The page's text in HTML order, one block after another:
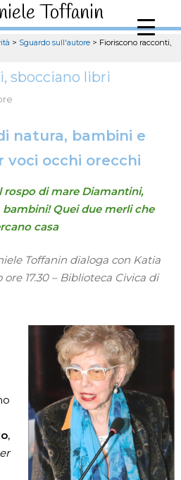
Toffanin
> Sguardo sull'autore > Fioriscono racconti,
sbocciano libri
natura, bambini e
voci occhi orecchi
rospo di mare Diamantini,
Quei due merli che
casa
Toffanin dialoga con Katia
17.30 – Biblioteca Civica di
,